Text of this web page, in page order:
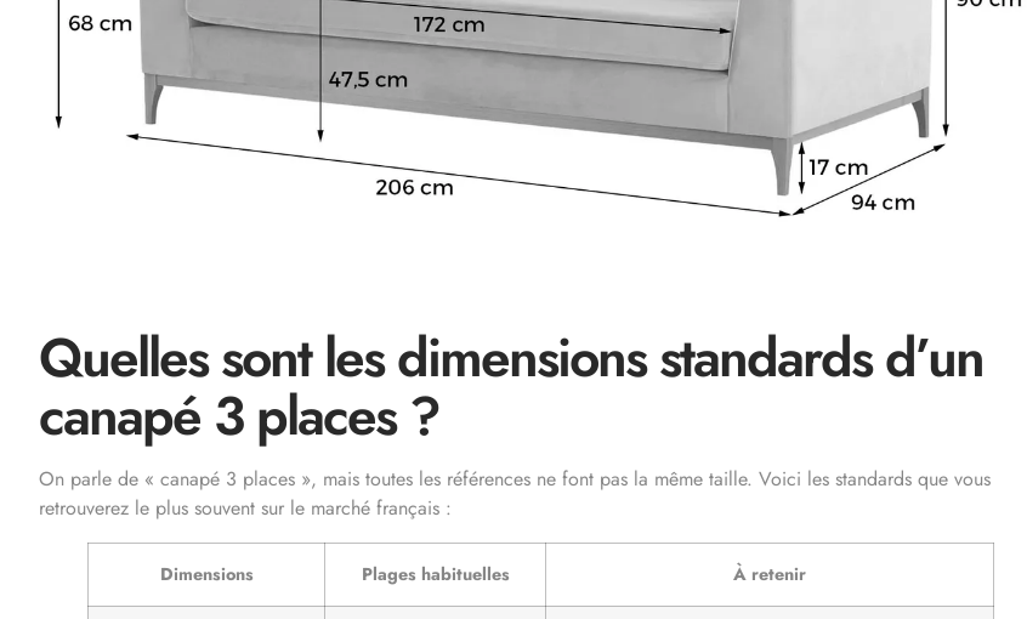
Quelles sont les dimensions standards d’un
canapé 3 places ?
On parle de « canapé 3 places », mais toutes les références ne font pas la même taille. Voici les standards que vous
retrouverez le plus souvent sur le marché français :
Dimensions Plages habituelles À retenir